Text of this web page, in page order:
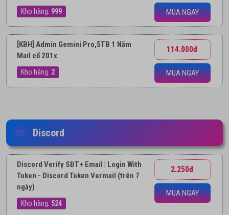
Kho hàng: 999 MUA NGAY
[KBH] Admin Gemini Pro,5TB 1 Năm
Mail cổ 201x
Kho hàng: 2
114.000đ
MUA NGAY
Discord
Discord Verify SĐT+ Email | Login With
Token - Discord Token Vermail (trên 7
ngày)
Kho hàng: 524
2.250đ
MUA NGAY